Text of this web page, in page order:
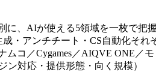
に、AIが使える5領域を一枚で把握
・アンチチート・CS自動化それ
ムコ／Cygames／AIQVE ONE／
ン対応・提供形態・向く規模）